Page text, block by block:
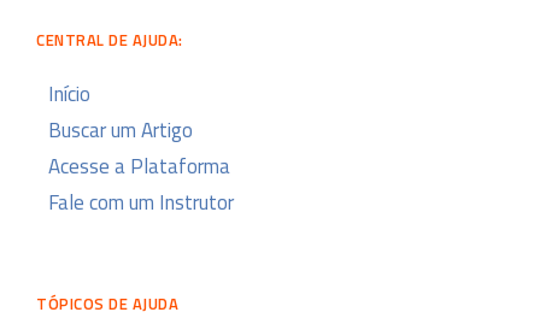
CENTRAL DE AJUDA:
Início
Buscar um Artigo
Acesse a Plataforma
Fale com um Instrutor
TÓPICOS DE AJUDA